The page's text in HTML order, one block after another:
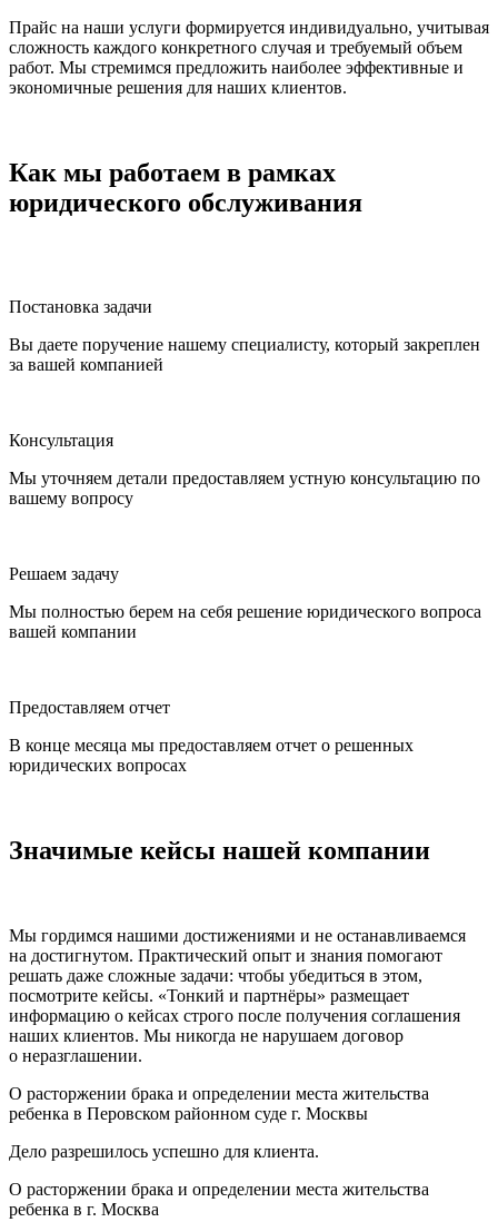
Прайс на наши услуги формируется индивидуально, учитывая
сложность каждого конкретного случая и требуемый объем
работ. Мы стремимся предложить наиболее эффективные и
экономичные решения для наших клиентов.
Как мы работаем в рамках
юридического обслуживания
Постановка задачи
Вы даете поручение нашему специалисту, который закреплен
за вашей компанией
Консультация
Мы уточняем детали предоставляем устную консультацию по
вашему вопросу
Решаем задачу
Мы полностью берем на себя решение юридического вопроса
вашей компании
Предоставляем отчет
В конце месяца мы предоставляем отчет о решенных
юридических вопросах
Значимые кейсы нашей компании
Мы гордимся нашими достижениями и не останавливаемся
на достигнутом. Практический опыт и знания помогают
решать даже сложные задачи: чтобы убедиться в этом,
посмотрите кейсы. «Тонкий и партнёры» размещает
информацию о кейсах строго после получения соглашения
наших клиентов. Мы никогда не нарушаем договор
о неразглашении.
О расторжении брака и определении места жительства
ребенка в Перовском районном суде г. Москвы
Дело разрешилось успешно для клиента.
О расторжении брака и определении места жительства
ребенка в г. Москва